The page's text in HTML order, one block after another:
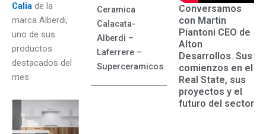
Calia de la
marca Alberdi,
uno de sus
productos
destacados del
mes.
Ceramica
Calacata-
Alberdi –
Laferrere –
Superceramicos
Conversamos
con Martin
Piantoni CEO de
Alton
Desarrollos. Sus
comienzos en el
Real State, sus
proyectos y el
futuro del sector